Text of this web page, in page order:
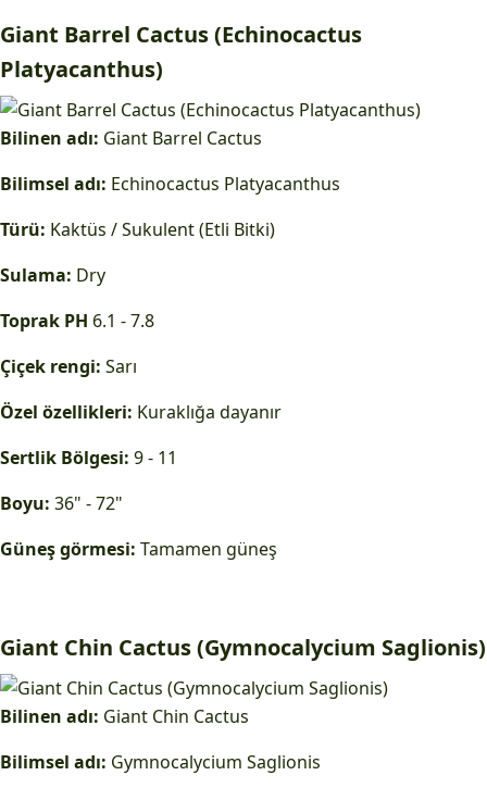
Giant Barrel Cactus (Echinocactus
Platyacanthus)
Bilinen adı: Giant Barrel Cactus
Bilimsel adı: Echinocactus Platyacanthus
Türü: Kaktüs / Sukulent (Etli Bitki)
Sulama: Dry
Toprak PH 6.1 - 7.8
Çiçek rengi: Sarı
Özel özellikleri: Kuraklığa dayanır
Sertlik Bölgesi: 9 - 11
Boyu: 36" - 72"
Güneş görmesi: Tamamen güneş
Giant Chin Cactus (Gymnocalycium Saglionis)
Bilinen adı: Giant Chin Cactus
Bilimsel adı: Gymnocalycium Saglionis